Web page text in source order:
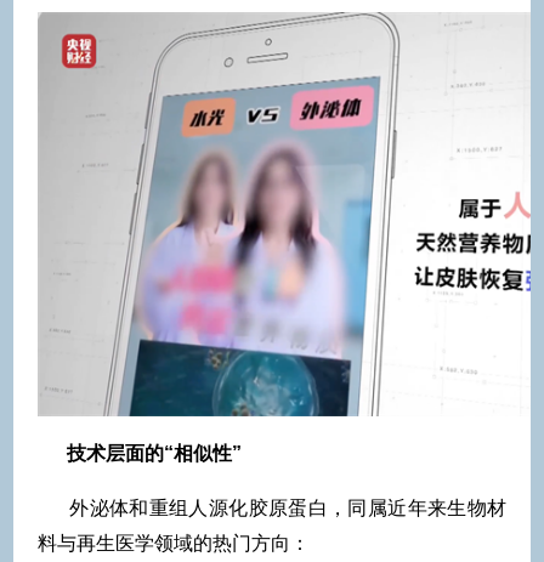
技术层面的“相似性”
外泌体和重组人源化胶原蛋白，同属近年来生物材
料与再生医学领域的热门方向：